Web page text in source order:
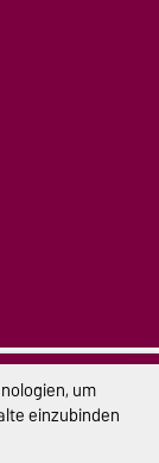
um
einzubinden